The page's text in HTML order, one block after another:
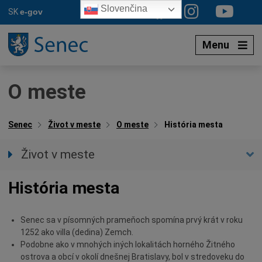
SKe-gov
Menu
O meste
Senec Život v meste O meste História mesta
Život v meste
Aplikácia SENEC
Mestská polícia
Mestské noviny SENČAN
Organizácie
História mesta
Senec sa v písomných prameňoch spomína prvý krát v roku
1252 ako villa (dedina) Zemch.
Podobne ako v mnohých iných lokalitách horného Žitného
ostrova a obcí v okolí dnešnej Bratislavy, bol v stredoveku do
Slovenčina